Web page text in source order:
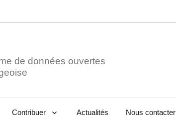
de données ouvertes
Contribuer Actualités Nous contacter